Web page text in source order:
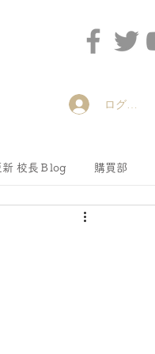
ログイン
新 校長Ｂlog 購買部